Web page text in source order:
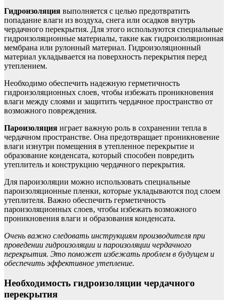
Гидроизоляция выполняется с целью предотвратить
попадание влаги из воздуха, снега или осадков внутрь
чердачного перекрытия. Для этого используются специальные
гидроизоляционные материалы, такие как гидроизоляционная
мембрана или рулонный материал. Гидроизоляционный
материал укладывается на поверхность перекрытия перед
утеплением.
Необходимо обеспечить надежную герметичность
гидроизоляционных слоев, чтобы избежать проникновения
влаги между слоями и защитить чердачное пространство от
возможного повреждения.
Пароизоляция играет важную роль в сохранении тепла в
чердачном пространстве. Она предотвращает проникновение
влаги изнутри помещения в утепленное перекрытие и
образование конденсата, который способен повредить
утеплитель и конструкцию чердачного перекрытия.
Для пароизоляции можно использовать специальные
пароизоляционные пленки, которые укладываются под слоем
утеплителя. Важно обеспечить герметичность
пароизоляционных слоев, чтобы избежать возможного
проникновения влаги и образования конденсата.
Очень важно следовать инструкциям производителя при
проведении гидроизоляции и пароизоляции чердачного
перекрытия. Это поможет избежать проблем в будущем и
обеспечить эффективное утепление.
Необходимость гидроизоляции чердачного
перекрытия